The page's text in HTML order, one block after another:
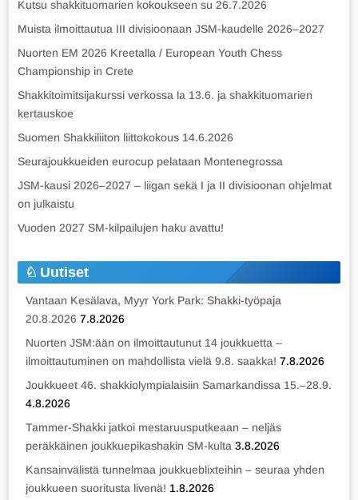
Kutsu shakkituomarien kokoukseen su 26.7.2026
Muista ilmoittautua III divisioonaan JSM-kaudelle 2026–2027
Nuorten EM 2026 Kreetalla / European Youth Chess
Championship in Crete
Shakkitoimitsijakurssi verkossa la 13.6. ja shakkituomarien
kertauskoe
Suomen Shakkiliiton liittokokous 14.6.2026
Seurajoukkueiden eurocup pelataan Montenegrossa
JSM-kausi 2026–2027 – liigan sekä I ja II divisioonan ohjelmat
on julkaistu
Vuoden 2027 SM-kilpailujen haku avattu!
Uutiset
Vantaan Kesälava, Myyr York Park: Shakki-työpaja
20.8.2026 7.8.2026
Nuorten JSM:ään on ilmoittautunut 14 joukkuetta –
ilmoittautuminen on mahdollista vielä 9.8. saakka! 7.8.2026
Joukkueet 46. shakkiolympialaisiin Samarkandissa 15.–28.9.
4.8.2026
Tammer-Shakki jatkoi mestaruusputkeaan – neljäs
peräkkäinen joukkuepikashakin SM-kulta 3.8.2026
Kansainvälistä tunnelmaa joukkueblixteihin – seuraa yhden
joukkueen suoritusta livenä! 1.8.2026